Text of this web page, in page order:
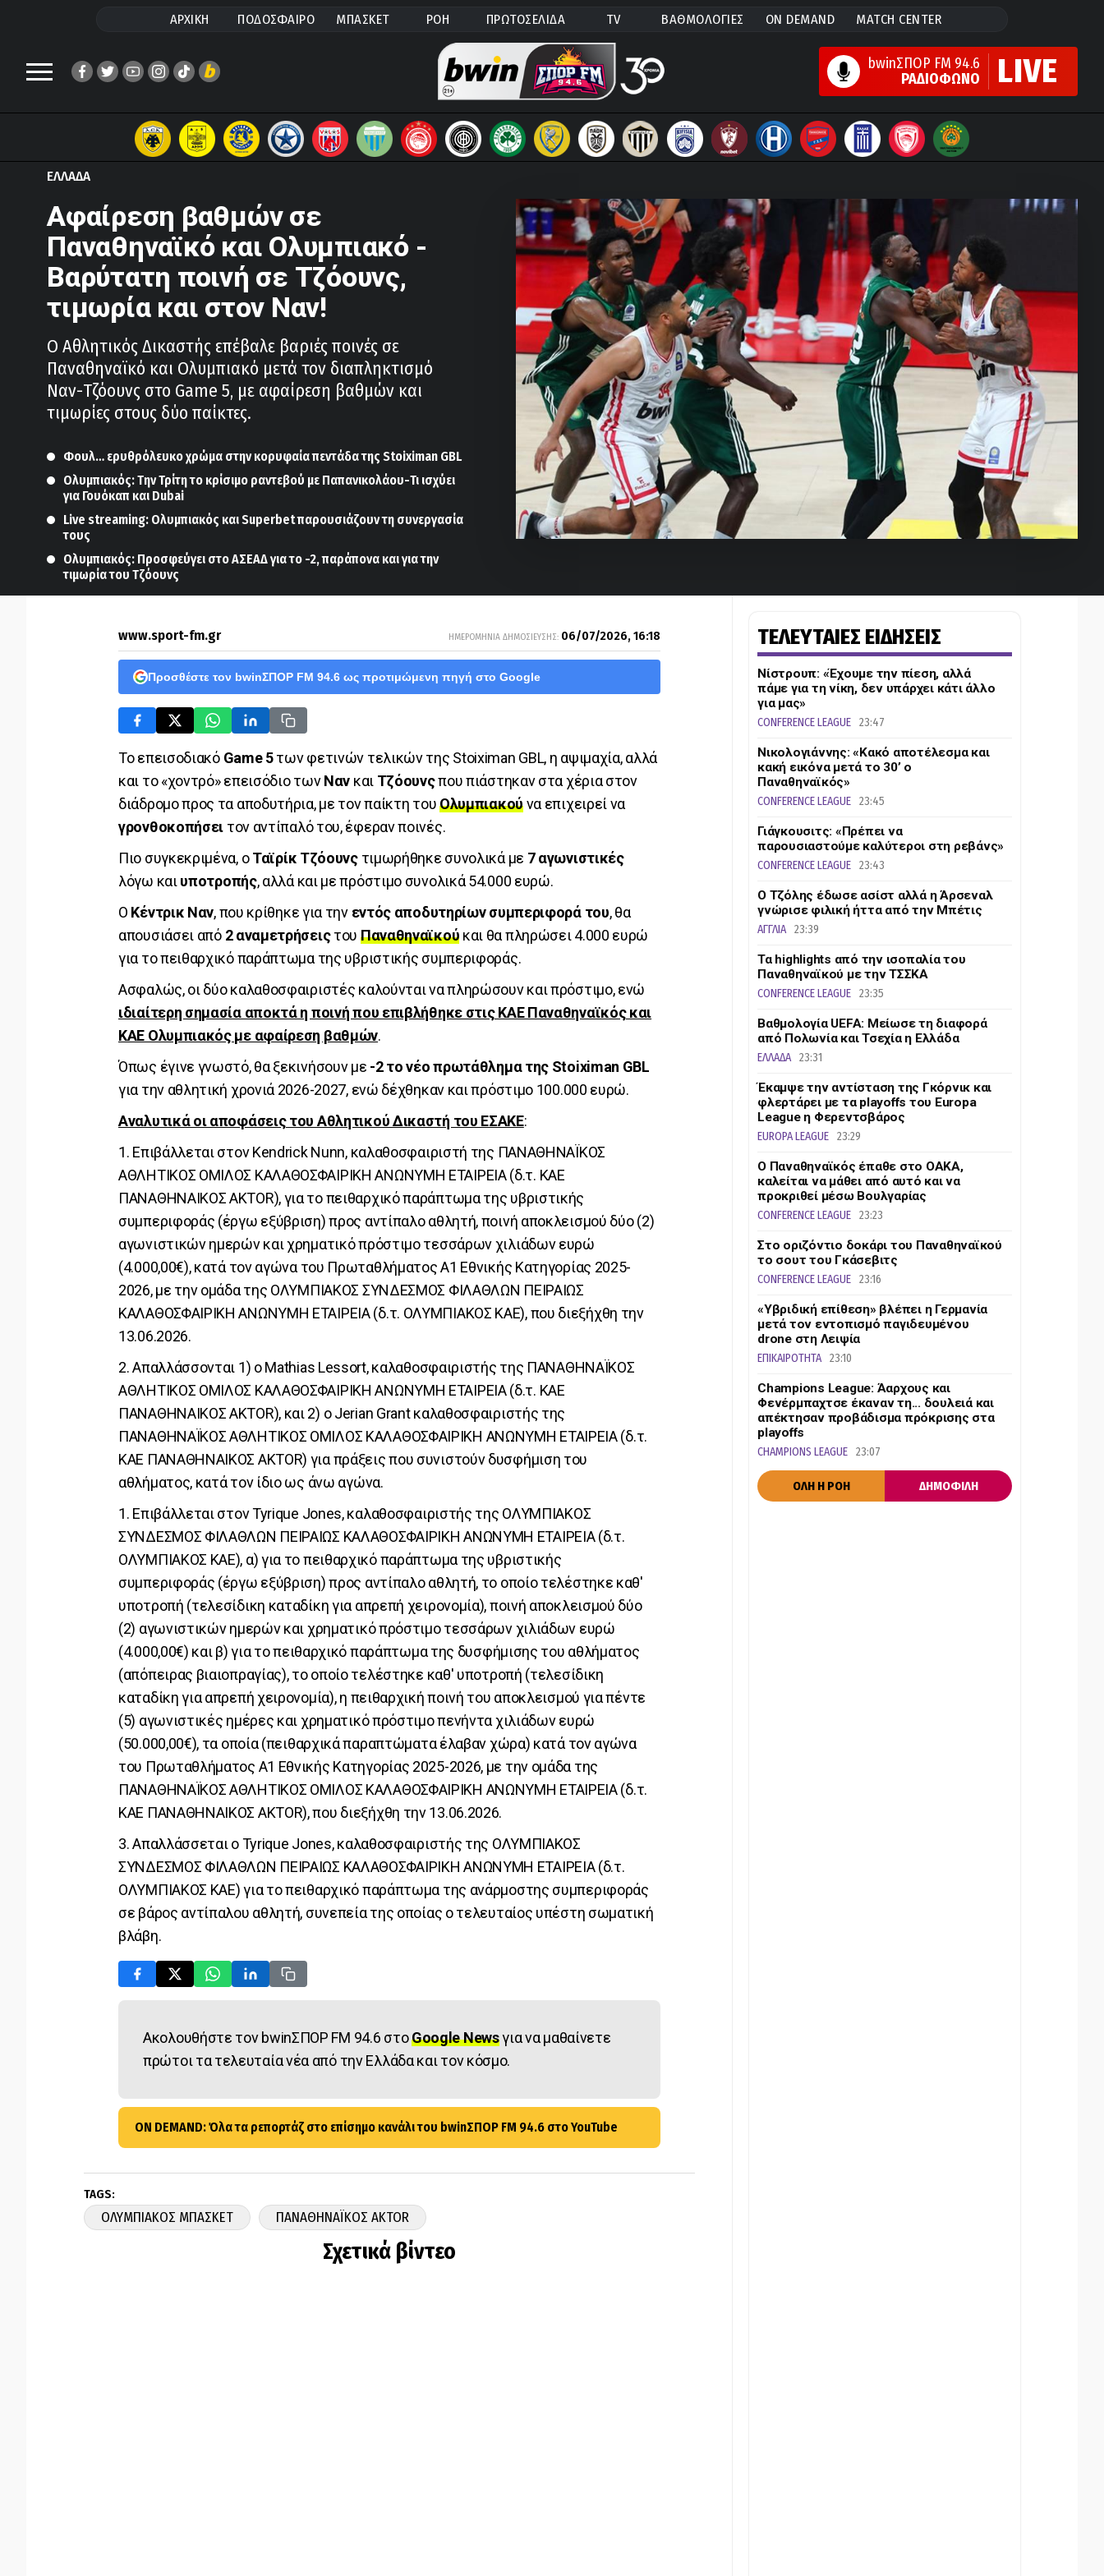
ΑΡΧΙΚΗ ΠΟΔΟΣΦΑΙΡΟ ΜΠΑΣΚΕΤ ΡΟΗ ΠΡΩΤΟΣΕΛΙΔΑ TV ΒΑΘΜΟΛΟΓΙΕΣ ON DEMAND MATCH CENTER
bwinΣΠΟΡ FM 94.6
ΡΑΔΙΟΦΩΝΟ
LIVE
ΕΛΛΑΔΑ
Αφαίρεση βαθμών σε
Παναθηναϊκό και Ολυμπιακό -
Βαρύτατη ποινή σε Τζόουνς,
τιμωρία και στον Ναν!
Ο Αθλητικός Δικαστής επέβαλε βαριές ποινές σε
Παναθηναϊκό και Ολυμπιακό μετά τον διαπληκτισμό
Ναν-Τζόουνς στο Game 5, με αφαίρεση βαθμών και
τιμωρίες στους δύο παίκτες.
Φουλ… ερυθρόλευκο χρώμα στην κορυφαία πεντάδα της Stoiximan GBL
Ολυμπιακός: Την Τρίτη το κρίσιμο ραντεβού με Παπανικολάου-Τι ισχύει
για Γουόκαπ και Dubai
Live streaming: Ολυμπιακός και Superbet παρουσιάζουν τη συνεργασία
τους
Ολυμπιακός: Προσφεύγει στο ΑΣΕΑΔ για το -2, παράπονα και για την
τιμωρία του Τζόουνς
www.sport-fm.gr ΗΜΕΡΟΜΗΝΙΑ ΔΗΜΟΣΙΕΥΣΗΣ: 06/07/2026, 16:18
Προσθέστε τον bwinΣΠΟΡ FM 94.6 ως προτιμώμενη πηγή στο Google
Το επεισοδιακό Game 5των φετινών τελικών της Stoiximan GBL, η αψιμαχία, αλλά
και το «χοντρό» επεισόδιο τωνΝαν και Τζόουνςπου πιάστηκαν στα χέρια στον
διάδρομο προς τα αποδυτήρια, με τον παίκτη τουΟλυμπιακούνα επιχειρεί να
γρονθοκοπήσει τον αντίπαλό του, έφεραν ποινές.
Πιο συγκεκριμένα, οΤαϊρίκ Τζόουνςτιμωρήθηκε συνολικά με 7 αγωνιστικές
λόγω καιυποτροπής, αλλά και με πρόστιμο συνολικά 54.000 ευρώ.
Ο Κέντρικ Ναν, που κρίθηκε για την εντός αποδυτηρίων συμπεριφορά του, θα
απουσιάσει από 2 αναμετρήσειςτου Παναθηναϊκού και θα πληρώσει 4.000 ευρώ
για το πειθαρχικό παράπτωμα της υβριστικής συμπεριφοράς.
Ασφαλώς, οι δύο καλαθοσφαιριστές καλούνται να πληρώσουν και πρόστιμο, ενώ
ιδιαίτερη σημασία αποκτά η ποινή που επιβλήθηκε στις ΚΑΕ Παναθηναϊκός και
ΚΑΕ Ολυμπιακός με αφαίρεση βαθμών.
Όπως έγινε γνωστό, θα ξεκινήσουν με -2 το νέο πρωτάθλημα της Stoiximan GBL
για την αθλητική χρονιά 2026-2027, ενώ δέχθηκαν και πρόστιμο 100.000 ευρώ.
Αναλυτικά οι αποφάσεις του Αθλητικού Δικαστή του ΕΣΑΚΕ:
1. Επιβάλλεται στον Kendrick Nunn, καλαθοσφαιριστή της ΠΑΝΑΘΗΝΑΪΚΟΣ
ΑΘΛΗΤΙΚΟΣ ΟΜΙΛΟΣ ΚΑΛΑΘΟΣΦΑΙΡΙΚΗ ΑΝΩΝΥΜΗ ΕΤΑΙΡΕΙΑ (δ.τ. ΚΑΕ
ΠΑΝΑΘΗΝΑΙΚΟΣ AKTOR), για το πειθαρχικό παράπτωμα της υβριστικής
συμπεριφοράς (έργω εξύβριση) προς αντίπαλο αθλητή, ποινή αποκλεισμού δύο (2)
αγωνιστικών ημερών και χρηματικό πρόστιμο τεσσάρων χιλιάδων ευρώ
(4.000,00€), κατά τον αγώνα του Πρωταθλήματος Α1 Εθνικής Κατηγορίας 2025-
2026, με την ομάδα της ΟΛΥΜΠΙΑΚΟΣ ΣΥΝΔΕΣΜΟΣ ΦΙΛΑΘΛΩΝ ΠΕΙΡΑΙΩΣ
ΚΑΛΑΘΟΣΦΑΙΡΙΚΗ ΑΝΩΝΥΜΗ ΕΤΑΙΡΕΙΑ (δ.τ. ΟΛΥΜΠΙΑΚΟΣ ΚΑΕ), που διεξήχθη την
13.06.2026.
2. Απαλλάσσονται 1) ο Mathias Lessort, καλαθοσφαιριστής της ΠΑΝΑΘΗΝΑΪΚΟΣ
ΑΘΛΗΤΙΚΟΣ ΟΜΙΛΟΣ ΚΑΛΑΘΟΣΦΑΙΡΙΚΗ ΑΝΩΝΥΜΗ ΕΤΑΙΡΕΙΑ (δ.τ. ΚΑΕ
ΠΑΝΑΘΗΝΑΙΚΟΣ AKTOR), και 2) ο Jerian Grant καλαθοσφαιριστής της
ΠΑΝΑΘΗΝΑΪΚΟΣ ΑΘΛΗΤΙΚΟΣ ΟΜΙΛΟΣ ΚΑΛΑΘΟΣΦΑΙΡΙΚΗ ΑΝΩΝΥΜΗ ΕΤΑΙΡΕΙΑ (δ.τ.
ΚΑΕ ΠΑΝΑΘΗΝΑΙΚΟΣ AKTOR) για πράξεις που συνιστούν δυσφήμιση του
αθλήματος, κατά τον ίδιο ως άνω αγώνα.
1. Επιβάλλεται στον Tyrique Jones, καλαθοσφαιριστής της ΟΛΥΜΠΙΑΚΟΣ
ΣΥΝΔΕΣΜΟΣ ΦΙΛΑΘΛΩΝ ΠΕΙΡΑΙΩΣ ΚΑΛΑΘΟΣΦΑΙΡΙΚΗ ΑΝΩΝΥΜΗ ΕΤΑΙΡΕΙΑ (δ.τ.
ΟΛΥΜΠΙΑΚΟΣ ΚΑΕ), α) για το πειθαρχικό παράπτωμα της υβριστικής
συμπεριφοράς (έργω εξύβριση) προς αντίπαλο αθλητή, το οποίο τελέστηκε καθ'
υποτροπή (τελεσίδικη καταδίκη για απρεπή χειρονομία), ποινή αποκλεισμού δύο
(2) αγωνιστικών ημερών και χρηματικό πρόστιμο τεσσάρων χιλιάδων ευρώ
(4.000,00€) και β) για το πειθαρχικό παράπτωμα της δυσφήμισης του αθλήματος
(απόπειρας βιαιοπραγίας), το οποίο τελέστηκε καθ' υποτροπή (τελεσίδικη
καταδίκη για απρεπή χειρονομία), η πειθαρχική ποινή του αποκλεισμού για πέντε
(5) αγωνιστικές ημέρες και χρηματικό πρόστιμο πενήντα χιλιάδων ευρώ
(50.000,00€), τα οποία (πειθαρχικά παραπτώματα έλαβαν χώρα) κατά τον αγώνα
του Πρωταθλήματος Α1 Εθνικής Κατηγορίας 2025-2026, με την ομάδα της
ΠΑΝΑΘΗΝΑΪΚΟΣ ΑΘΛΗΤΙΚΟΣ ΟΜΙΛΟΣ ΚΑΛΑΘΟΣΦΑΙΡΙΚΗ ΑΝΩΝΥΜΗ ΕΤΑΙΡΕΙΑ (δ.τ.
ΚΑΕ ΠΑΝΑΘΗΝΑΙΚΟΣ AKTOR), που διεξήχθη την 13.06.2026.
3. Απαλλάσσεται ο Tyrique Jones, καλαθοσφαιριστής της ΟΛΥΜΠΙΑΚΟΣ
ΣΥΝΔΕΣΜΟΣ ΦΙΛΑΘΛΩΝ ΠΕΙΡΑΙΩΣ ΚΑΛΑΘΟΣΦΑΙΡΙΚΗ ΑΝΩΝΥΜΗ ΕΤΑΙΡΕΙΑ (δ.τ.
ΟΛΥΜΠΙΑΚΟΣ ΚΑΕ) για το πειθαρχικό παράπτωμα της ανάρμοστης συμπεριφοράς
σε βάρος αντίπαλου αθλητή, συνεπεία της οποίας ο τελευταίος υπέστη σωματική
βλάβη.
Ακολουθήστε τον bwinΣΠΟΡ FM 94.6 στοGoogle Newsγια να μαθαίνετε
πρώτοι τα τελευταία νέα από την Ελλάδα και τον κόσμο.
ON DEMAND: Όλα τα ρεπορτάζ στο επίσημο κανάλι του bwinΣΠΟΡ FM 94.6 στο YouTube
TAGS:
ΟΛΥΜΠΙΑΚΟΣ ΜΠΑΣΚΕΤ ΠΑΝΑΘΗΝΑΪΚΟΣ AKTOR
Σχετικά βίντεο
ΤΕΛΕΥΤΑΙΕΣ ΕΙΔΗΣΕΙΣ
Νίστρουπ: «Έχουμε την πίεση, αλλά
πάμε για τη νίκη, δεν υπάρχει κάτι άλλο
για μας»
CONFERENCE LEAGUE 23:47
Νικολογιάννης: «Κακό αποτέλεσμα και
κακή εικόνα μετά το 30’ ο
Παναθηναϊκός»
CONFERENCE LEAGUE 23:45
Γιάγκουσιτς: «Πρέπει να
παρουσιαστούμε καλύτεροι στη ρεβάνς»
CONFERENCE LEAGUE 23:43
Ο Τζόλης έδωσε ασίστ αλλά η Άρσεναλ
γνώρισε φιλική ήττα από την Μπέτις
ΑΓΓΛΙΑ 23:39
Τα highlights από την ισοπαλία του
Παναθηναϊκού με την ΤΣΣΚΑ
CONFERENCE LEAGUE 23:35
Βαθμολογία UEFA: Μείωσε τη διαφορά
από Πολωνία και Τσεχία η Ελλάδα
ΕΛΛΑΔΑ 23:31
Έκαμψε την αντίσταση της Γκόρνικ και
φλερτάρει με τα playoffs του Europa
League η Φερεντσβάρος
EUROPA LEAGUE 23:29
Ο Παναθηναϊκός έπαθε στο ΟΑΚΑ,
καλείται να μάθει από αυτό και να
προκριθεί μέσω Βουλγαρίας
CONFERENCE LEAGUE 23:23
Στο οριζόντιο δοκάρι του Παναθηναϊκού
το σουτ του Γκάσεβιτς
CONFERENCE LEAGUE 23:16
«Υβριδική επίθεση» βλέπει η Γερμανία
μετά τον εντοπισμό παγιδευμένου
drone στη Λειψία
ΕΠΙΚΑΙΡΟΤΗΤΑ 23:10
Champions League: Άαρχους και
Φενέρμπαχτσε έκαναν τη... δουλειά και
απέκτησαν προβάδισμα πρόκρισης στα
playoffs
CHAMPIONS LEAGUE 23:07
ΟΛΗ Η ΡΟΗ ΔΗΜΟΦΙΛΗ